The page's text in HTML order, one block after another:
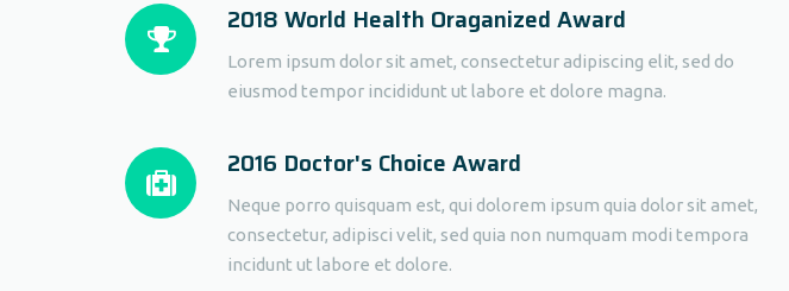
2018 World Health Oraganized Award
Lorem ipsum dolor sit amet, consectetur adipiscing elit, sed do
eiusmod tempor incididunt ut labore et dolore magna.
2016 Doctor's Choice Award
Neque porro quisquam est, qui dolorem ipsum quia dolor sit amet,
consectetur, adipisci velit, sed quia non numquam modi tempora
incidunt ut labore et dolore.